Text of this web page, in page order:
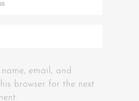
email, and
browser for the next